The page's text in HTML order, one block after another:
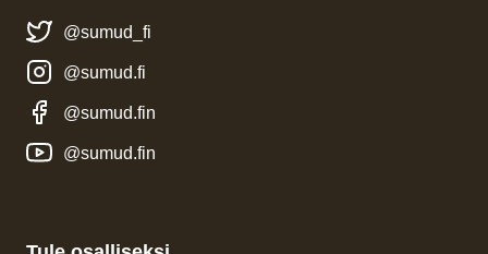
@sumud_fi
@sumud.fi
@sumud.fin
@sumud.fin